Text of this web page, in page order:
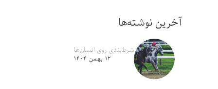
آخرین نوشته‌ها
شرط‌بندی روی انسان‌ها
۱۲ بهمن ۱۴۰۴